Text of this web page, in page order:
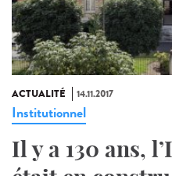
ACTUALITÉ 14.11.2017
Institutionnel
Il y a 130 ans,